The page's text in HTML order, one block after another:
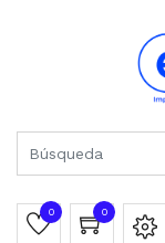
0 0